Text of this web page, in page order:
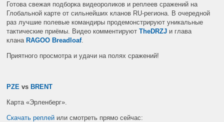
Готова свежая подборка видеороликов и реплеев сражений на
Глобальной карте от сильнейших кланов RU-региона. В очередной
раз лучшие полевые командиры продемонстрируют уникальные
тактические приёмы. Видео комментируютTheDRZJ и глава
кланаRAGOO Breadloaf.
Приятного просмотра и удачи на полях сражений!
PZE vsBRENT
Карта «Эрленберг».
Скачать реплей или смотреть прямо сейчас: